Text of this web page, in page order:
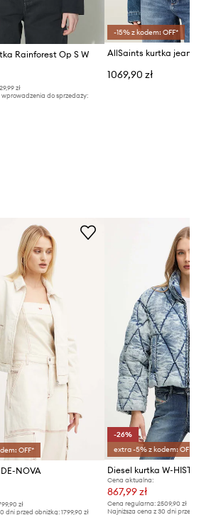
Rainforest Op S W
zł
wprowadzenia do sprzedaży:
-15% z kodem: OFF*
1069,90 zł
OFF*
NOVA
zł
dni przed obniżką:1799,90 zł
-26%
extra -5% z kodem: OFF*
Diesel kurtka W-HISTEL
Cena aktualna:
867,99 zł
Cena regularna: 2509,90 zł
Najniższa cena z 30 dni przed obniżką: